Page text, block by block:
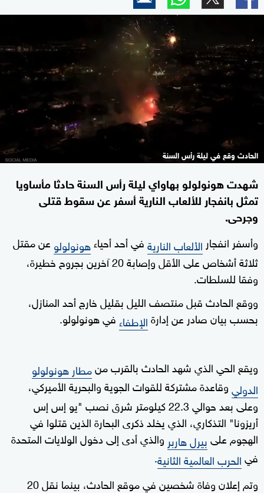
الحادث وقع في ليلة رأس السنة
شهدت هونولولو بهاواي ليلة رأس السنة حادثا مأساويا
تمثل بانفجار للألعاب النارية أسفر عن سقوط قتلى
وجرحى.
وأسفر انفجار الألعاب الناريةفي أحد أحياءهونولولو عن مقتل
ثلاثة أشخاص على الأقل وإصابة 20 آخرين بجروح خطيرة،
وفقا للسلطات.
ووقع الحادث قبل منتصف الليل بقليل خارج أحد المنازل،
بحسب بيان صادر عن إدارةالإطفاء في هونولولو.
ويقع الحي الذي شهد الحادث بالقرب منمطار هونولولو
الدوليوقاعدة مشتركة للقوات الجوية والبحرية الأميركي،
وعلى بعد حوالي 22.3 كيلومتر شرق نصب "يو إس إس
أريزونا" التذكاري، الذي يخلد ذكرى البحارة الذين قتلوا في
الهجوم علىبيرل هاربر والذي أدى إلى دخول الولايات المتحدة
فيالحرب العالمية الثانية.
وتم إعلان وفاة شخصين في موقع الحادث، بينما نقل 20